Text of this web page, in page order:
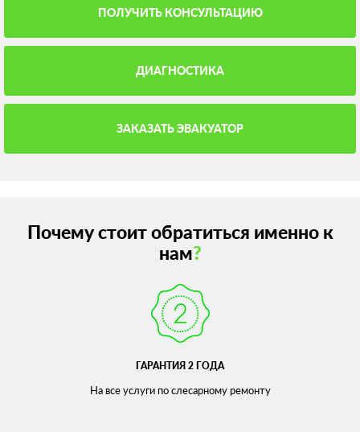
ПОЛУЧИТЬ КОНСУЛЬТАЦИЮ
ДИАГНОСТИКА
ЗАКАЗАТЬ ЭВАКУАТОР
Почему стоит обратиться именно к
нам?
ГАРАНТИЯ 2 ГОДА
На все услуги по слесарномуремонту